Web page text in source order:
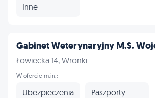
Inne
Gabinet Weterynaryjny M.S.
Łowiecka 14, Wronki
W ofercie m.in.:
Ubezpieczenia Paszporty